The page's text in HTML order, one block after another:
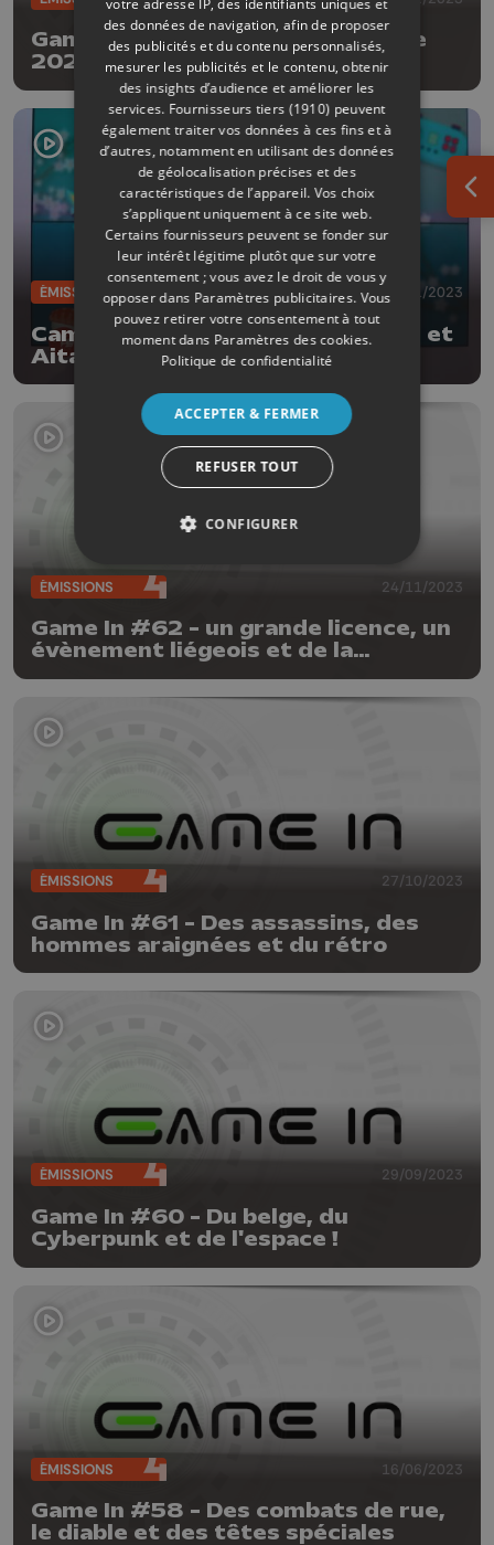
Game In #63 - Les jeux de l'année
2023 et des formations !
ÉMISSIONS 30/11/2023
Cam Pai : Spy x family, Maboroshi et
Aitana !
ÉMISSIONS 24/11/2023
Game In #62 - un grande licence, un
évènement liégeois et de la
ÉMISSIONS 27/10/2023
Game In #61 - Des assassins, des
hommes araignées et du rétro
ÉMISSIONS 29/09/2023
Game In #60 - Du belge, du
Cyberpunk et de l'espace !
ÉMISSIONS 16/06/2023
Game In #58 - Des combats de rue,
le diable et des têtes spéciales
votre adresse IP, des identifiants uniques et
des données de navigation, afin de proposer
des publicités et du contenu personnalisés,
mesurer les publicités et le contenu, obtenir
des insights d’audience et améliorer les
services. Fournisseurs tiers (1910) peuvent
également traiter vos données à ces fins et à
d’autres, notamment en utilisant des données
de géolocalisation précises et des
caractéristiques de l’appareil. Vos choix
s’appliquent uniquement à ce site web.
Certains fournisseurs peuvent se fonder sur
leur intérêt légitime plutôt que sur votre
consentement ; vous avez le droit de vous y
opposer dans Paramètres publicitaires. Vous
pouvez retirer votre consentement à tout
moment dans Paramètres des cookies.
Politique de confidentialité
ACCEPTER & FERMER
REFUSER TOUT
CONFIGURER